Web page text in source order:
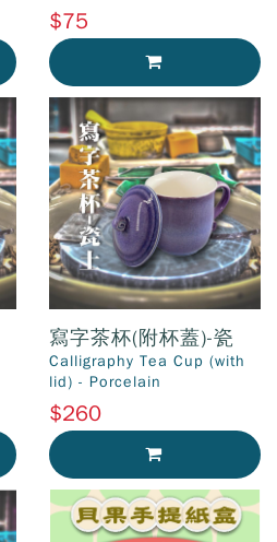
$75
寫字茶杯(附杯蓋)-瓷
Calligraphy Tea Cup (with
lid) - Porcelain
$260